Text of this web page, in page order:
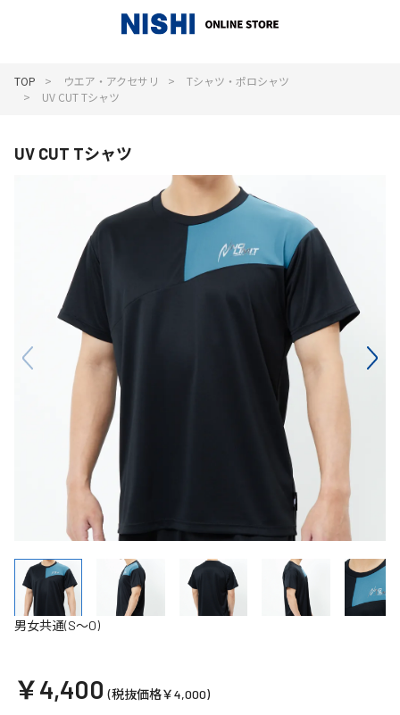
TOP ウエア・アクセサリ
Tシャツ・ポロシャツ
UV CUT Tシャツ
UV CUT Tシャツ
男女共通(S～O)
￥4,400 (税抜価格￥4,000)